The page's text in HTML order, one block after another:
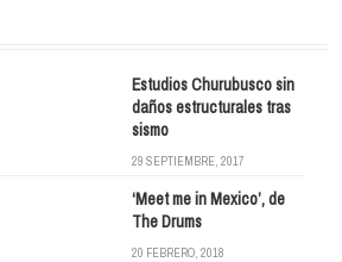
Estudios Churubusco sin
daños estructurales tras
sismo
29 SEPTIEMBRE, 2017
‘Meet me in Mexico’, de
The Drums
20 FEBRERO, 2018